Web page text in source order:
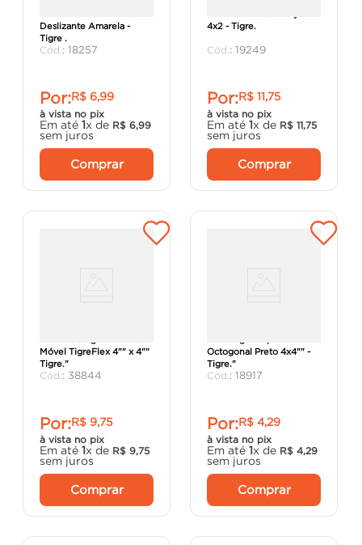
Deslizante Amarela -
Tigre .
: 18257
Por:R$ 6,99
à vista no pix
Em até 1x de R$ 6,99
sem juros
Comprar
4x2 - Tigre.
: 19249
Por:R$ 11,75
à vista no pix
Em até 1x de R$ 11,75
sem juros
Comprar
Móvel TigreFlex 4"" x 4""
Tigre."
: 38844
Por:R$ 9,75
à vista no pix
Em até 1x de R$ 9,75
sem juros
Comprar
Octogonal Preto 4x4"" -
Tigre."
: 18917
Por:R$ 4,29
à vista no pix
Em até 1x de R$ 4,29
sem juros
Comprar